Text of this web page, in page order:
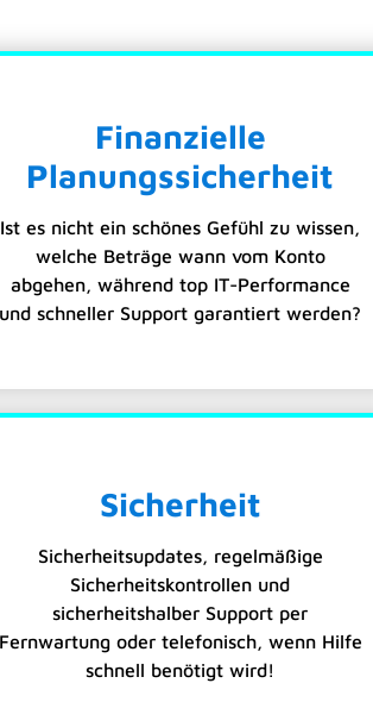
Finanzielle
Planungssicherheit
Ist es nicht ein schönes Gefühl zu wissen,
welche Beträge wann vom Konto
abgehen, während top IT-Performance
und schneller Support garantiert werden?
Sicherheit
Sicherheitsupdates, regelmäßige
Sicherheitskontrollen und
sicherheitshalber Support per
Fernwartung oder telefonisch, wenn Hilfe
schnell benötigt wird!